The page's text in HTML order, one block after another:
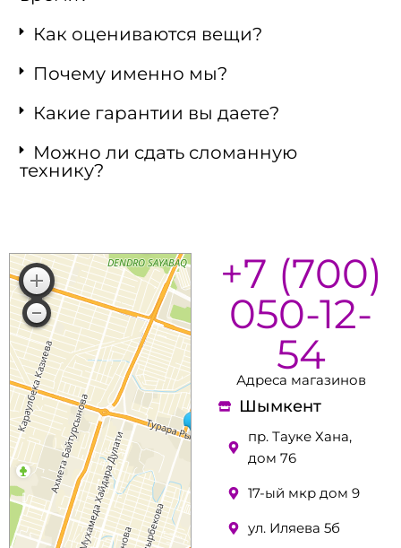
Как оцениваются вещи?
Почему именно мы?
Какие гарантии вы даете?
Можно ли сдать сломанную
технику?
+7 (700)
050-12-
54
Адреса магазинов
Шымкент
пр. Тауке Хана,
дом 76
17-ый мкр дом 9
ул. Иляева 5б